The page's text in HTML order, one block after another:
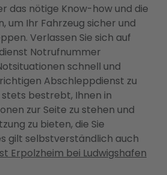
das nötige Know-how und die
um Ihr Fahrzeug sicher und
Verlassen Sie sich auf
Notrufnummer
schnell und
Abschleppdienst zu
bestrebt, Ihnen in
zur Seite zu stehen und
zu bieten, die Sie
gilt selbstverständlich auch
Erpolzheim bei Ludwigshafen